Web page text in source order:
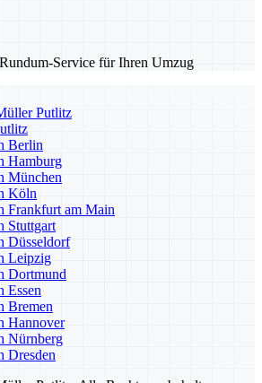
Service für Ihren Umzug
Putlitz
Berlin
Hamburg
München
Köln
Frankfurt am Main
Stuttgart
Düsseldorf
Leipzig
Dortmund
Essen
Bremen
Hannover
Nürnberg
Dresden